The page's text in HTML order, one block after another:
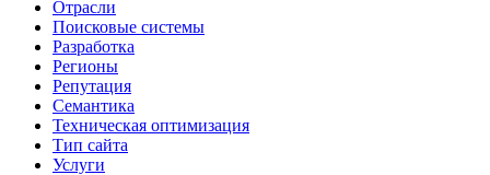
Отрасли
Поисковые системы
Разработка
Регионы
Репутация
Семантика
Техническая оптимизация
Тип сайта
Услуги